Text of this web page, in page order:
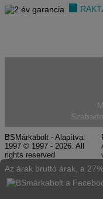
BSMárkabolt - Alapítva:
1997 © 1997 - 2026. All
rights reserved
Az árak bruttó árak, a